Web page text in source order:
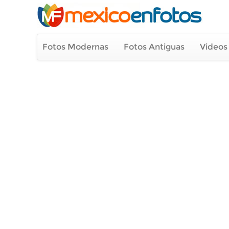
Fotos Modernas Fotos Antiguas